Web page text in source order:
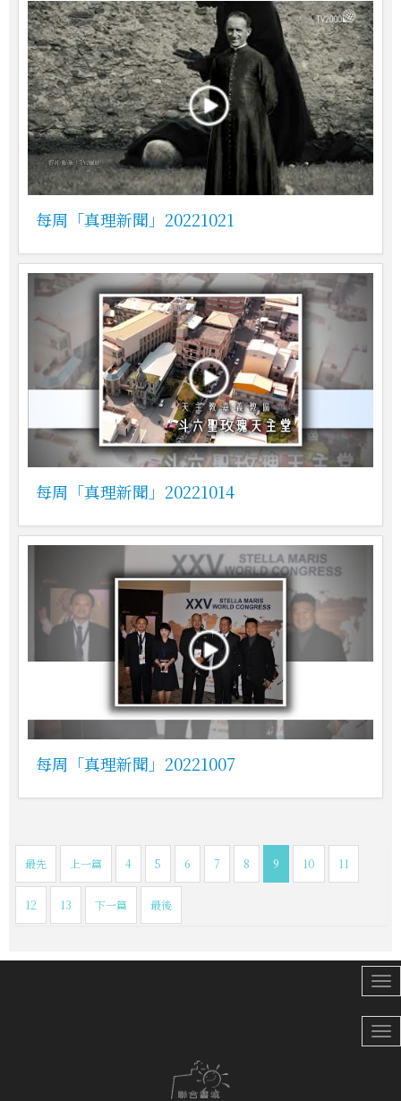
每周「真理新聞」20221021
每周「真理新聞」20221014
每周「真理新聞」20221007
最先 上一篇 4 5 6 7 8 9 10 11
12 13 下一篇 最後